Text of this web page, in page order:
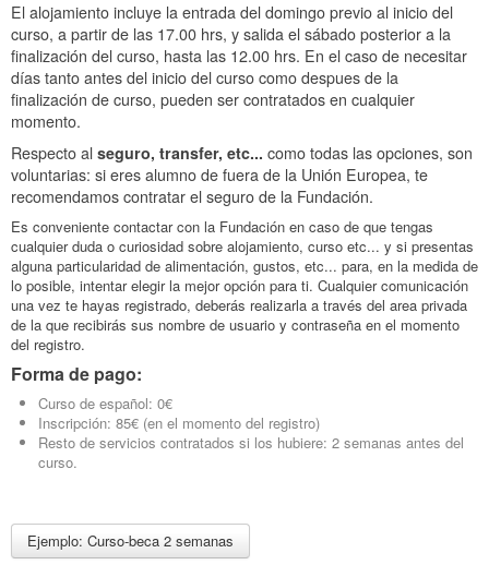
El alojamiento incluye la entrada del domingo previo al inicio del
curso, a partir de las 17.00 hrs, y salida el sábado posterior a la
finalización del curso, hasta las 12.00 hrs. En el caso de necesitar
días tanto antes del inicio del curso como despues de la
finalización de curso, pueden ser contratados en cualquier
momento.
Respecto al seguro, transfer, etc... como todas las opciones, son
voluntarias: si eres alumno de fuera de la Unión Europea, te
recomendamos contratar el seguro de la Fundación.
Es conveniente contactar con la Fundación en caso de que tengas
cualquier duda o curiosidad sobre alojamiento, curso etc... y si presentas
alguna particularidad de alimentación, gustos, etc... para, en la medida de
lo posible, intentar elegir la mejor opción para ti. Cualquier comunicación
una vez te hayas registrado, deberás realizarla a través del area privada
de la que recibirás sus nombre de usuario y contraseña en el momento
del registro.
Forma de pago:
Curso de español: 0€
Inscripción: 85€ (en el momento del registro)
Resto de servicios contratados si los hubiere: 2 semanas antes del
curso.
Ejemplo: Curso-beca 2 semanas